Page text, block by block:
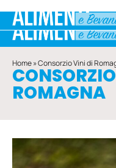
Home»Consorzio Vini di
ROMAGNA